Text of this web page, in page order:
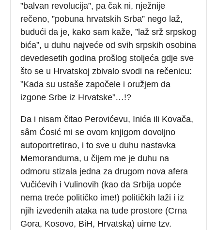
”balvan revolucija”, pa čak ni, nježnije
rečeno, ”pobuna hrvatskih Srba” nego laž,
budući da je, kako sam kaže, ”laž srž srpskog
bića”, u duhu najveće od svih srpskih osobina
devedesetih godina prošlog stoljeća gdje sve
što se u Hrvatskoj zbivalo svodi na rečenicu:
”Kada su ustaše započele i oružjem da
izgone Srbe iz Hrvatske”…!?
Da i nisam čitao Perovićevu, Inića ili Kovača,
sâm Ćosić mi se ovom knjigom dovoljno
autoportretirao, i to sve u duhu nastavka
Memoranduma, u čijem me je duhu na
odmoru stizala jedna za drugom nova afera
Vučićevih i Vulinovih (kao da Srbija uopće
nema treće političko ime!) političkih laži i iz
njih izvedenih ataka na tuđe prostore (Crna
Gora, Kosovo, BiH, Hrvatska) uime tzv.